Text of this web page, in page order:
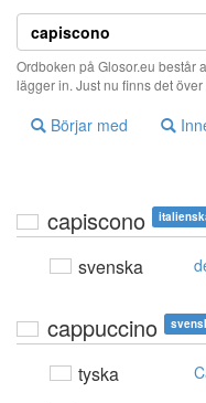
Ordboken på Glosor.eu består
lägger in. Just nu finns det över
Börjar med
capiscono
svenska
cappuccino
tyska